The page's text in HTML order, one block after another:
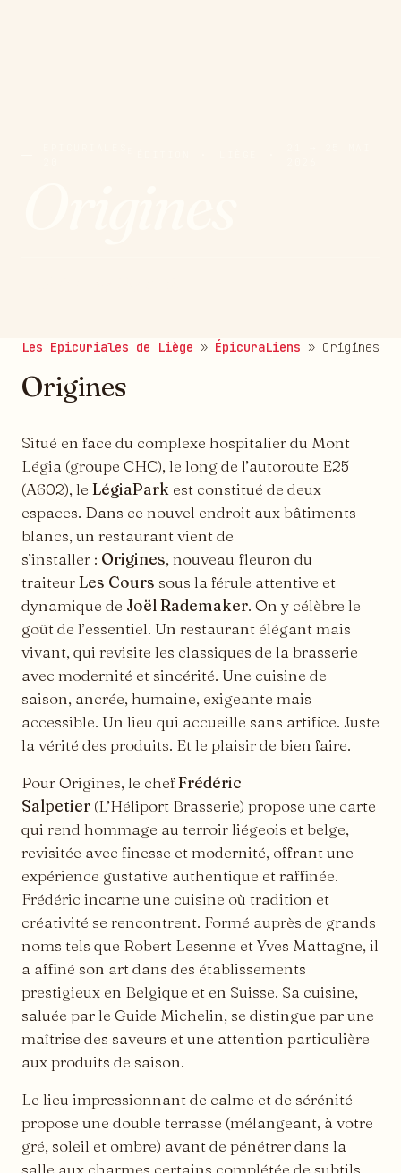
Les Epicuriales de Liège » ÉpicuraLiens » Origines
Origines
Situé en face du complexe hospitalier du Mont
Légia (groupe CHC), le long de l’autoroute E25
(A602), le LégiaPark est constitué de deux
espaces. Dans ce nouvel endroit aux bâtiments
blancs, un restaurant vient de
s’installer : Origines, nouveau fleuron du
traiteurLes Cours sous la férule attentive et
dynamique de Joël Rademaker. On y célèbre le
goût de l’essentiel. Un restaurant élégant mais
vivant, qui revisite les classiques de la brasserie
avec modernité et sincérité. Une cuisine de
saison, ancrée, humaine, exigeante mais
accessible. Un lieu qui accueille sans artifice. Juste
la vérité des produits. Et le plaisir de bien faire.
Pour Origines, le chefFrédéric
Salpetier (L’Héliport Brasserie) propose une carte
qui rend hommage au terroir liégeois et belge,
revisitée avec finesse et modernité, offrant une
expérience gustative authentique et raffinée.
Frédéric incarne une cuisine où tradition et
créativité se rencontrent. Formé auprès de grands
noms tels que Robert Lesenne et Yves Mattagne, il
a affiné son art dans des établissements
prestigieux en Belgique et en Suisse. Sa cuisine,
saluée par le Guide Michelin, se distingue par une
maîtrise des saveurs et une attention particulière
aux produits de saison.
Le lieu impressionnant de calme et de sérénité
propose une double terrasse (mélangeant, à votre
gré, soleil et ombre) avant de pénétrer dans la